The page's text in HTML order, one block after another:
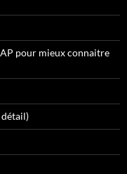
pour mieux connaitre
détail)